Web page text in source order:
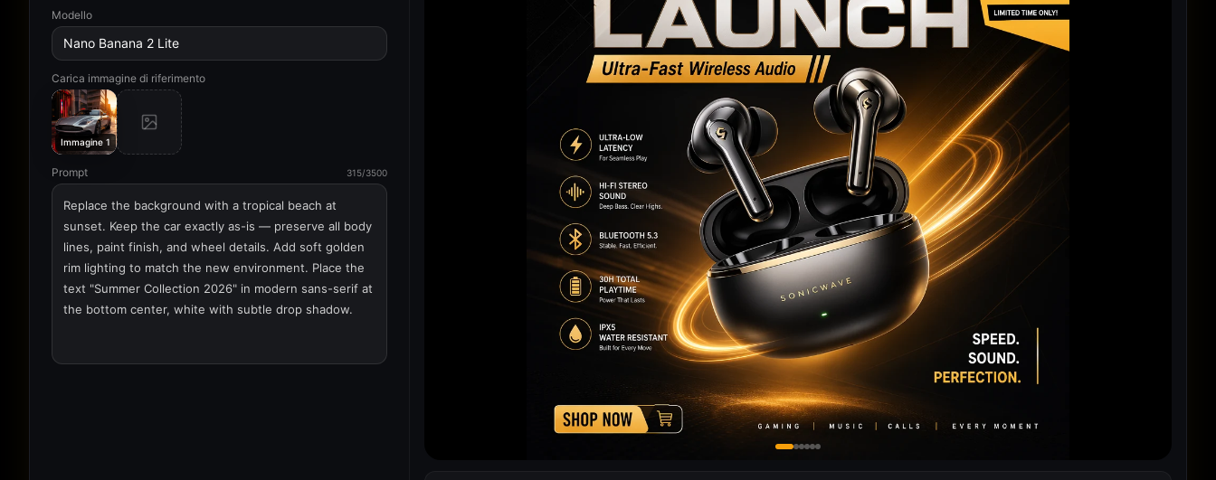
Modello
Nano Banana 2 Lite
Carica immagine di riferimento
Immagine 1
Prompt 315/3500